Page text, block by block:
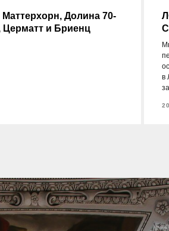
Долина 70-
Церматт и Бриенц
в